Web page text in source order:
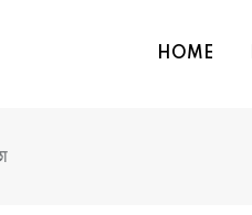
HOME